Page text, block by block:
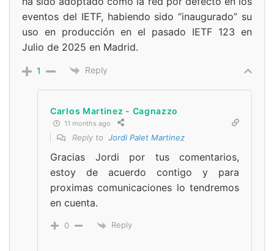
eventos del IETF, habiendo sido “inaugurado” su
uso en producción en el pasado IETF 123 en
Julio de 2025 en Madrid.
1 Reply
Carlos Martinez - Cagnazzo
11 months ago
Reply to Jordi Palet Martinez
Gracias Jordi por tus comentarios,
estoy de acuerdo contigo y para
proximas comunicaciones lo tendremos
en cuenta.
0 Reply